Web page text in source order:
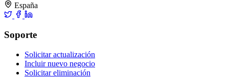
España
Soporte
Solicitar actualización
Incluir nuevo negocio
Solicitar eliminación